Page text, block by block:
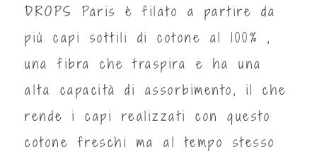
DROPS Paris è filato a partire da
più capi sottili di cotone al 100% ,
una fibra che traspira e ha una
alta capacità di assorbimento, il che
rende i capi realizzati con questo
cotone freschi ma al tempo stesso